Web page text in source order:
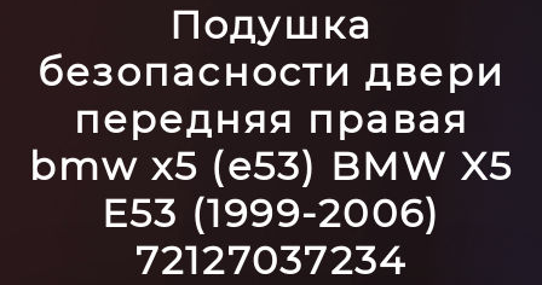
Подушка
безопасности двери
передняя правая
bmw x5 (e53) BMW X5
E53 (1999-2006)
72127037234